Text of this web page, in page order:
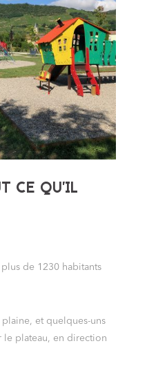
CE QU’IL
de 1230 habitants
et quelques-uns
le plateau, en direction